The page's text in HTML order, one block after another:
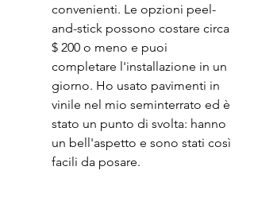
convenienti. Le opzioni peel-
and-stick possono costare circa
$ 200 o meno e puoi
completare l'installazione in un
giorno. Ho usato pavimenti in
vinile nel mio seminterrato ed è
stato un punto di svolta: hanno
un bell'aspetto e sono stati così
facili da posare.